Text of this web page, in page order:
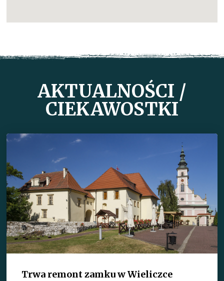
AKTUALNOŚCI /
CIEKAWOSTKI
Trwa remont zamku w Wieliczce